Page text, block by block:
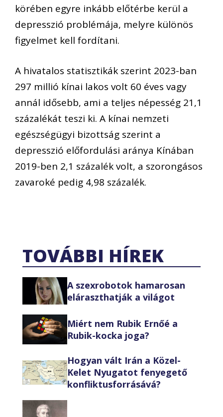
körében egyre inkább előtérbe kerül a
depresszió problémája, melyre különös
figyelmet kell fordítani.
A hivatalos statisztikák szerint 2023-ban
297 millió kínai lakos volt 60 éves vagy
annál idősebb, ami a teljes népesség 21,1
százalékát teszi ki. A kínai nemzeti
egészségügyi bizottság szerint a
depresszió előfordulási aránya Kínában
2019-ben 2,1 százalék volt, a szorongásos
zavaroké pedig 4,98 százalék.
TOVÁBBI HÍREK
A szexrobotok hamarosan
eláraszthatják a világot
Miért nem Rubik Ernőé a
Rubik-kocka joga?
Hogyan vált Irán a Közel-
Kelet Nyugatot fenyegető
konfliktusforrásává?